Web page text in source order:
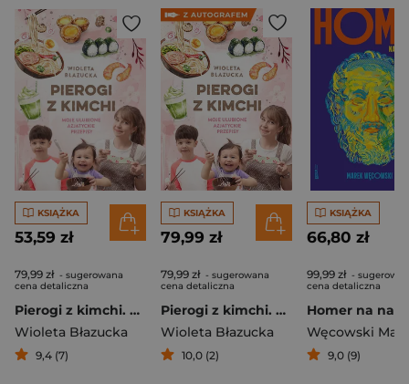
KSIĄŻKA
53,59 zł
79,99 zł - sugerowana
cena detaliczna
Pierogi z kimchi. Moje ulubione azjatyckie przepisy
Wioleta Błazucka
9,4 (7)
KSIĄŻKA
79,99 zł
79,99 zł - sugerowana
cena detaliczna
Pierogi z kimchi. Moje ulubione azjatyckie przepisy - książka z autografem
Wioleta Błazucka
10,0 (2)
KSIĄŻKA
66,80 zł
99,99 zł -
cena detaliczna
Węcowski
9,0 (9)